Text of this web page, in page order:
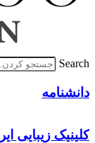
Search
دانشنامه
کلینیک زیبایی